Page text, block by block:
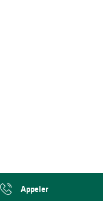
Appeler